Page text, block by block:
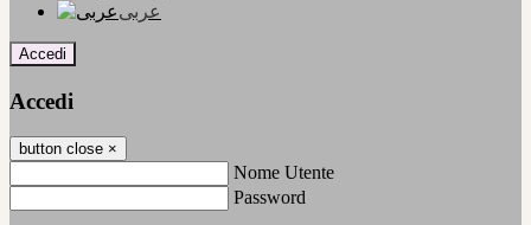
عربى
Accedi
Accedi
button close ×
Nome Utente
Password